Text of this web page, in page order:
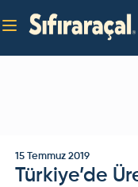
15 Temmuz 2019
Türkiye’de